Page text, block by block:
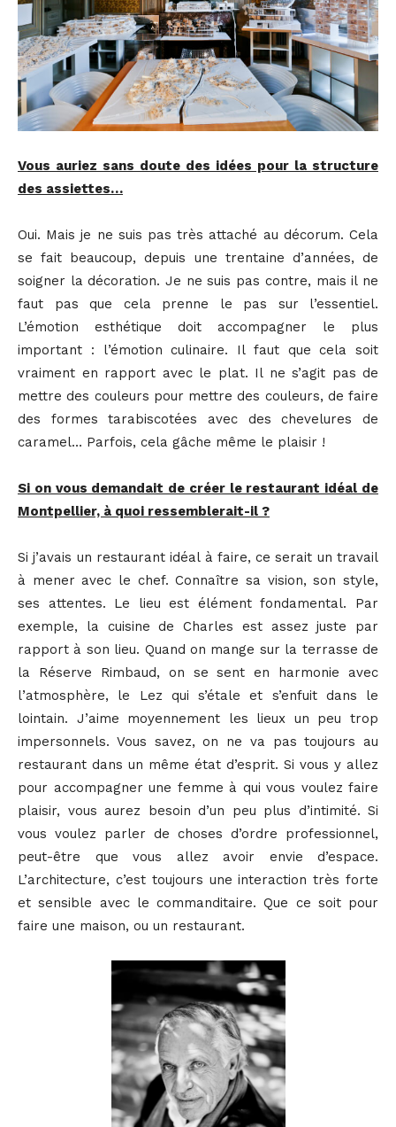
Vous auriez sans doute des idées pour la structure
des assiettes…
Oui. Mais je ne suis pas très attaché au décorum. Cela
se fait beaucoup, depuis une trentaine d’années, de
soigner la décoration. Je ne suis pas contre, mais il ne
faut pas que cela prenne le pas sur l’essentiel.
L’émotion esthétique doit accompagner le plus
important : l’émotion culinaire. Il faut que cela soit
vraiment en rapport avec le plat. Il ne s’agit pas de
mettre des couleurs pour mettre des couleurs, de faire
des formes tarabiscotées avec des chevelures de
caramel… Parfois, cela gâche même le plaisir !
Si on vous demandait de créer le restaurant idéal de
Montpellier, à quoi ressemblerait-il ?
Si j’avais un restaurant idéal à faire, ce serait un travail
à mener avec le chef. Connaître sa vision, son style,
ses attentes. Le lieu est élément fondamental. Par
exemple, la cuisine de Charles est assez juste par
rapport à son lieu. Quand on mange sur la terrasse de
la Réserve Rimbaud, on se sent en harmonie avec
l’atmosphère, le Lez qui s’étale et s’enfuit dans le
lointain. J’aime moyennement les lieux un peu trop
impersonnels. Vous savez, on ne va pas toujours au
restaurant dans un même état d’esprit. Si vous y allez
pour accompagner une femme à qui vous voulez faire
plaisir, vous aurez besoin d’un peu plus d’intimité. Si
vous voulez parler de choses d’ordre professionnel,
peut-être que vous allez avoir envie d’espace.
L’architecture, c’est toujours une interaction très forte
et sensible avec le commanditaire. Que ce soit pour
faire une maison, ou un restaurant.